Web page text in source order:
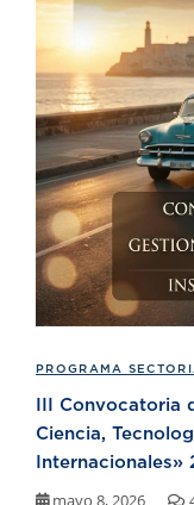
PROGRAMA
III Convocatoria
Ciencia,
Internacionales»
mayo 8, 2026